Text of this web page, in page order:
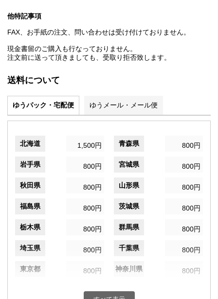
他特記事項
FAX、お手紙の注文、問い合わせは受け付けておりません。
現金書留のご購入も行なっておりません。
注文前に送って頂きましても、受取り拒否致します。
送料について
ゆうパック・宅配便 ゆうメール・メール便
北海道 1,500円 青森県 800円
岩手県 800円 宮城県 800円
秋田県 800円 山形県 800円
福島県 800円 茨城県 800円
栃木県 800円 群馬県 800円
埼玉県 800円 千葉県 800円
東京都 800円 神奈川県 800円
800円 富山県